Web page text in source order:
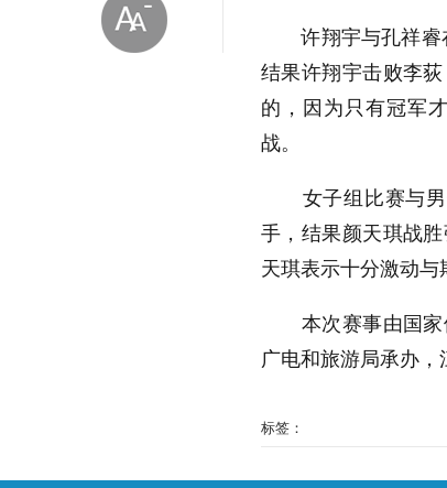
许翔宇与孔祥睿在
结果许翔宇击败李
的，因为只有冠军
战。
女子组比赛与男
手，结果颜天琪战
天琪表示十分激动与
本次赛事由国家
广电和旅游局承办，
标签：